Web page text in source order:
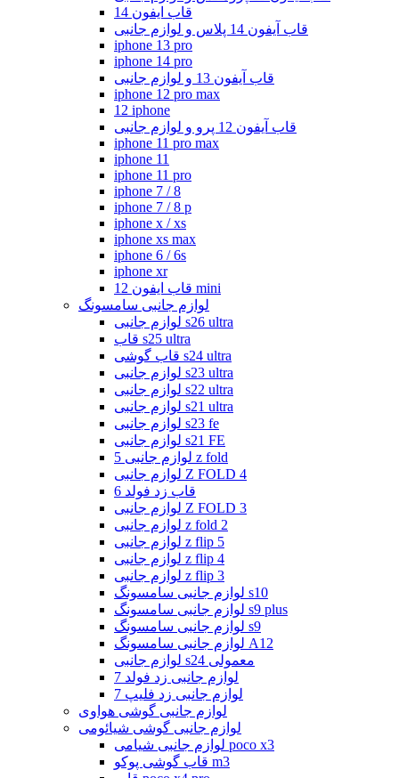
قاب ایفون 14
قاب آیفون 14 پلاس و لوازم جانبی
iphone 13 pro
iphone 14 pro
قاب آیفون 13 و لوازم جانبی
iphone 12 pro max
12 iphone
قاب آیفون 12 پرو و لوازم جانبی
iphone 11 pro max
iphone 11
iphone 11 pro
iphone 7 / 8
iphone 7 / 8 p
iphone x / xs
iphone xs max
iphone 6 / 6s
iphone xr
قاب ایفون 12 mini
لوازم جانبی سامسونگ
لوازم جانبی s26 ultra
قاب s25 ultra
قاب گوشی s24 ultra
لوازم جانبی s23 ultra
لوازم جانبی s22 ultra
لوازم جانبی s21 ultra
لوازم جانبی s23 fe
لوازم جانبی s21 FE
لوازم جانبی 5 z fold
لوازم جانبی Z FOLD 4
قاب زد فولد 6
لوازم جانبی Z FOLD 3
لوازم جانبی z fold 2
لوازم جانبی z flip 5
لوازم جانبی z flip 4
لوازم جانبی z flip 3
لوازم جانبی سامسونگ s10
لوازم جانبی سامسونگ s9 plus
لوازم جانبی سامسونگ s9
لوازم جانبی سامسونگ A12
لوازم جانبی s24 معمولی
لوازم جانبی زد فولد 7
لوازم جانبی زد فلیپ 7
لوازم جانبی گوشی هواوی
لوازم جانبی گوشی شیائومی
لوازم جانبی شیامی poco x3
قاب گوشی پوکو m3